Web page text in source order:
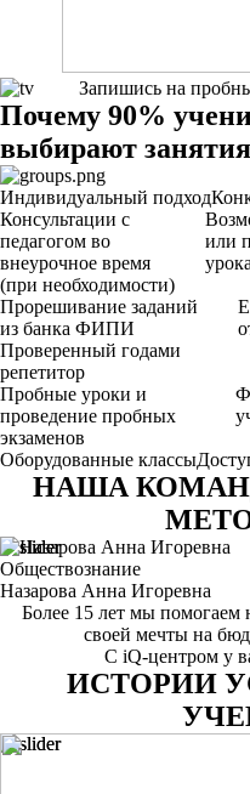
Запишись на
Почему 90%
выбирают
Индивидуальный подход
Консультации с
педагогом во
внеурочное время
(при необходимости)
или
урока
Прорешивание заданий
из банка ФИПИ
Проверенный годами
репетитор
Пробные уроки и
проведение пробных
экзаменов
Оборудованные классы
НАША
Обществознание
Назарова Анна Игоревна
Более 15 лет мы помогаем
своей мечты на
С iQ-центром у
ИСТОРИИ